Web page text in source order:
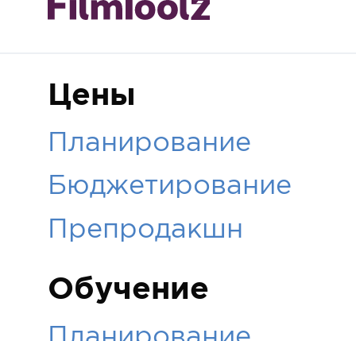
Цены
Планирование
Бюджетирование
Препродакшн
Обучение
Планирование